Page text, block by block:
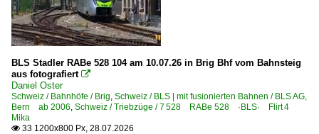
465 Köln – Troisdorf – Neuwied – Niederlahnstein ·rechte
466 Wiesbaden – Kaub – Niederlahnstein ·rechte
471 Koblenz – Boppard – Bingen – Mainz ·linke
Strecken | KBS 600-699
655 Mannheim – Biblis – Riedstadt – Frankfurt
BLS Stadler RABe 528 104 am 10.07.26 in Brig Bhf vom Bahnsteig
aus fotografiert 
Daniel Oster
Schweiz / Bahnhöfe / Brig, Schweiz / BLS | mit fusionierten Bahnen / BLS AG,
Bern ab 2006, Schweiz / Triebzüge / 7 528 RABe 528 ·BLS· Flirt 4
Mika
 33 1200x800 Px, 28.07.2026